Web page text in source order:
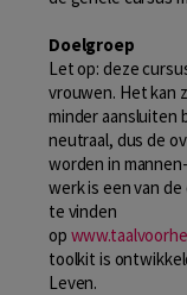
Doelgroep
Let op: deze
vrouwen. Het kan
minder aansluiten
neutraal, dus de
worden in
werk is een van
te vinden
op
toolkit is
Leven.